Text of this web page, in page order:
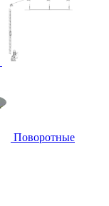
Поворотные